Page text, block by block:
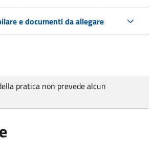
e documenti da allegare
pratica non prevede alcun